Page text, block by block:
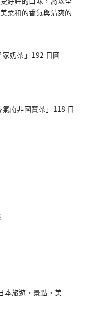
柔和的香氣與清爽的
奶茶」192 日圓
南非國寶茶」118 日
本旅遊・景點・美